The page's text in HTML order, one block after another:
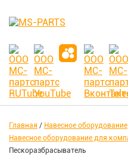
Главная / Навесное оборудование
Навесное оборудование для
Пескоразбрасыватель